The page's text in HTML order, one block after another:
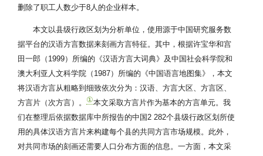
删除了职工人数少于8人的企业样本。
本文以县级行政区划为分析单位，使用源于中国研究服务数
据平台的汉语方言数据来刻画方言特征。其中，根据许宝华和宫
田一郎（1999）所编的《汉语方言大词典》及中国社会科学院和
澳大利亚人文科学院（1987）所编的《中国语言地图集》，本文
将汉语方言从粗略到细致依次分为：汉语、方言大区、方言区、
方言片（次方言）。①本文采取方言片作为基本的方言单元。我
们在整理后依据数据库中所报告的中国2 282个县级行政区划所使
用的具体汉语方言片来构建每个县的共同方言市场规模。此外，
对共同市场的刻画还需要人口分布方面的信息。一方面，本文采